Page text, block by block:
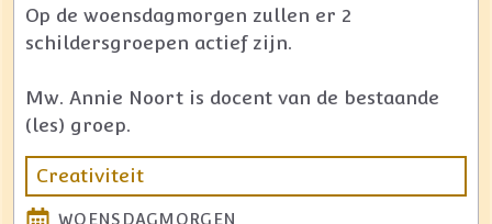
Op de woensdagmorgen zullen er 2
schildersgroepen actief zijn.
Mw. Annie Noort is docent van de bestaande
(les) groep.
Creativiteit
WOENSDAGMORGEN